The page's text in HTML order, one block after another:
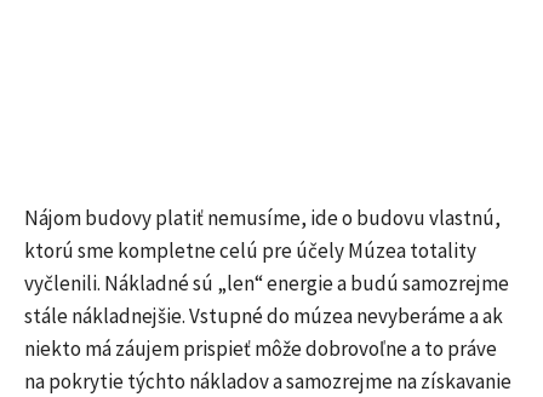
Nájom budovy platiť nemusíme, ide o budovu vlastnú,
ktorú sme kompletne celú pre účely Múzea totality
vyčlenili. Nákladné sú „len“ energie a budú samozrejme
stále nákladnejšie. Vstupné do múzea nevyberáme a ak
niekto má záujem prispieť môže dobrovoľne a to práve
na pokrytie týchto nákladov a samozrejme na získavanie